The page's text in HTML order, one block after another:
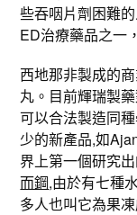
些吞咽片劑困難
ED治療藥品之一
西地那非製成的
丸。目前輝瑞製
可以合法製造同
少的新產品,如
界上第一個研究
而鋼,由於有七種
多人也叫它為果